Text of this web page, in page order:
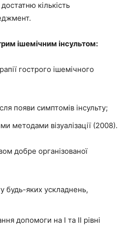
кількість
ішемічним інсультом:
гострого ішемічного
появи симптомів інсульту;
методами візуалізації (2008).
добре організованої
будь-яких ускладнень,
допомоги на I та II рівні